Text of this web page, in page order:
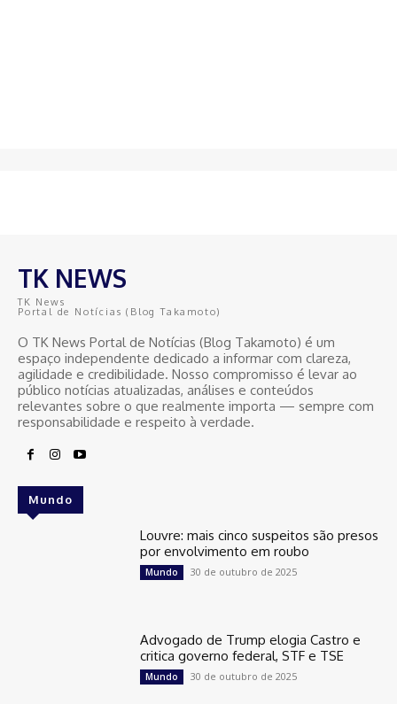
TK NEWS
TK News
Portal de Notícias (Blog Takamoto)
O TK News Portal de Notícias (Blog Takamoto) é um
espaço independente dedicado a informar com clareza,
agilidade e credibilidade. Nosso compromisso é levar ao
público notícias atualizadas, análises e conteúdos
relevantes sobre o que realmente importa — sempre com
responsabilidade e respeito à verdade.
Mundo
Louvre: mais cinco suspeitos são presos
por envolvimento em roubo
Mundo 30 de outubro de 2025
Advogado de Trump elogia Castro e
critica governo federal, STF e TSE
Mundo 30 de outubro de 2025